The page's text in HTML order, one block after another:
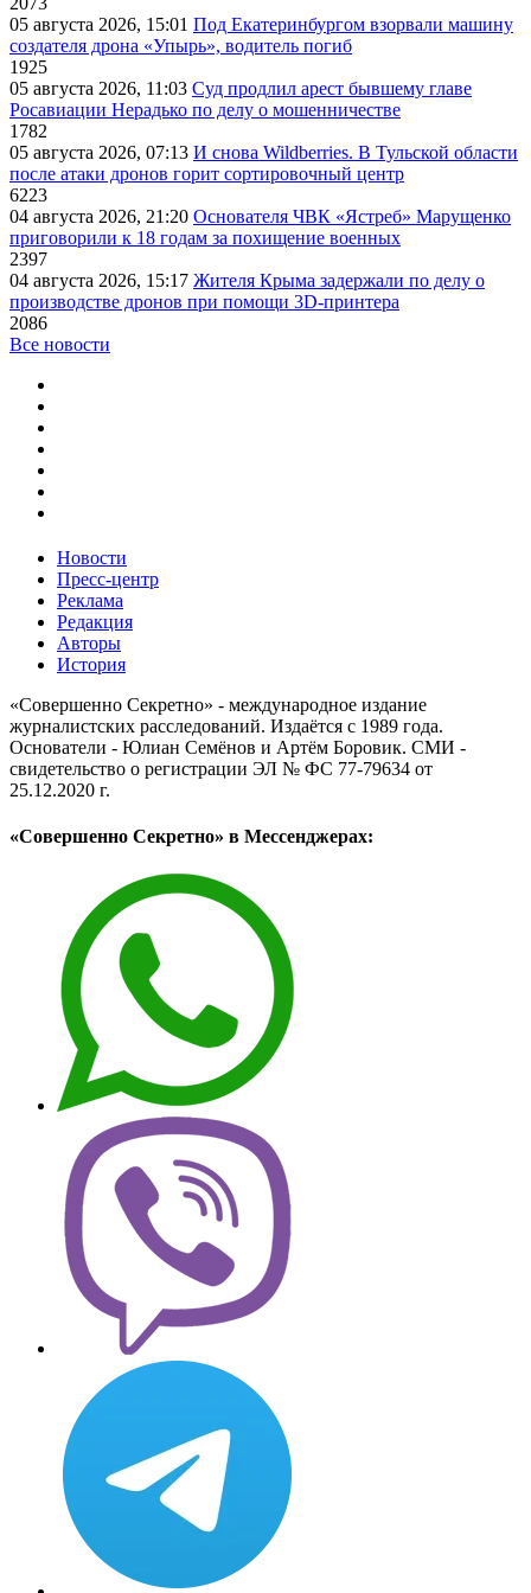
05 августа 2026, 15:01 Под Екатеринбургом взорвали машину
создателя дрона «Упырь», водитель погиб
1925
05 августа 2026, 11:03 Суд продлил арест бывшему главе
Росавиации Нерадько по делу о мошенничестве
1782
05 августа 2026, 07:13 И снова Wildberries. В Тульской области
после атаки дронов горит сортировочный центр
6223
04 августа 2026, 21:20 Основателя ЧВК «Ястреб» Марущенко
приговорили к 18 годам за похищение военных
2397
04 августа 2026, 15:17 Жителя Крыма задержали по делу о
производстве дронов при помощи 3D‑принтера
2086
Все новости
Новости
Пресс-центр
Реклама
Редакция
Авторы
История
«Совершенно Секретно» - международное издание
журналистских расследований. Издаётся с 1989 года.
Основатели - Юлиан Семёнов и Артём Боровик. CМИ -
свидетельство о регистрации ЭЛ № ФС 77-79634 от
25.12.2020 г.
«Совершенно Секретно» в Мессенджерах: